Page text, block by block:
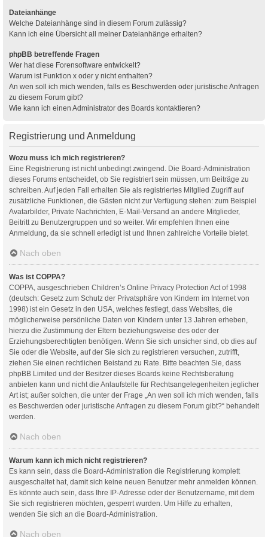
Dateianhänge
Welche Dateianhänge sind in diesem Forum zulässig?
Kann ich eine Übersicht all meiner Dateianhänge erhalten?
phpBB betreffende Fragen
Wer hat diese Forensoftware entwickelt?
Warum ist Funktion x oder y nicht enthalten?
An wen soll ich mich wenden, falls es Beschwerden oder juristische Anfragen
zu diesem Forum gibt?
Wie kann ich einen Administrator des Boards kontaktieren?
Registrierung und Anmeldung
Wozu muss ich mich registrieren?
Eine Registrierung ist nicht unbedingt zwingend. Die Board-Administration
dieses Forums entscheidet, ob Sie registriert sein müssen, um Beiträge zu
schreiben. Auf jeden Fall erhalten Sie als registriertes Mitglied Zugriff auf
zusätzliche Funktionen, die Gästen nicht zur Verfügung stehen: zum Beispiel
Avatarbilder, Private Nachrichten, E-Mail-Versand an andere Mitglieder,
Beitritt zu Benutzergruppen und so weiter. Wir empfehlen Ihnen eine
Anmeldung, da sie schnell erledigt ist und Ihnen zahlreiche Vorteile bietet.
Nach oben
Was ist COPPA?
COPPA, ausgeschrieben Children’s Online Privacy Protection Act of 1998
(deutsch: Gesetz zum Schutz der Privatsphäre von Kindern im Internet von
1998) ist ein Gesetz in den USA, welches festlegt, dass Websites, die
möglicherweise persönliche Daten von Kindern unter 13 Jahren erheben,
hierzu die Zustimmung der Eltern beziehungsweise des oder der
Erziehungsberechtigten benötigen. Wenn Sie sich unsicher sind, ob dies auf
Sie oder die Website, auf der Sie sich zu registrieren versuchen, zutrifft,
ziehen Sie einen rechtlichen Beistand zu Rate. Bitte beachten Sie, dass
phpBB Limited und der Besitzer dieses Boards keine Rechtsberatung
anbieten kann und nicht die Anlaufstelle für Rechtsangelegenheiten jeglicher
Art ist; außer solchen, die unter der Frage „An wen soll ich mich wenden, falls
es Beschwerden oder juristische Anfragen zu diesem Forum gibt?“ behandelt
werden.
Nach oben
Warum kann ich mich nicht registrieren?
Es kann sein, dass die Board-Administration die Registrierung komplett
ausgeschaltet hat, damit sich keine neuen Benutzer mehr anmelden können.
Es könnte auch sein, dass Ihre IP-Adresse oder der Benutzername, mit dem
Sie sich registrieren möchten, gesperrt wurden. Um Hilfe zu erhalten,
wenden Sie sich an die Board-Administration.
Nach oben